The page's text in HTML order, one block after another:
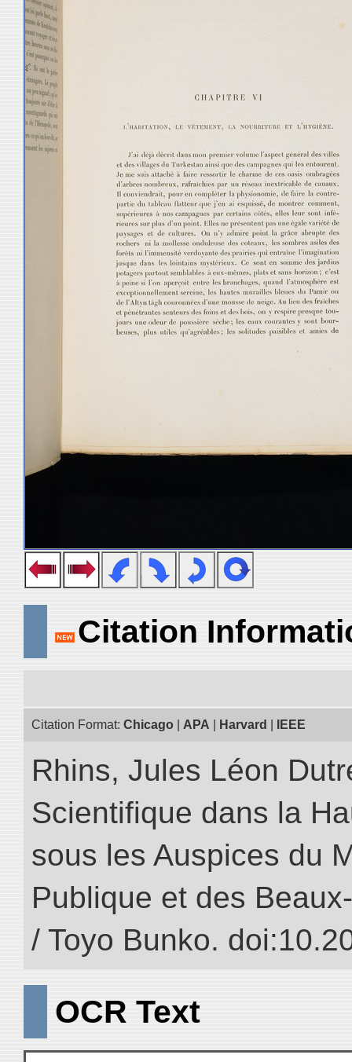
Citation
Citation Format: Chicago APA Harvard IEEE
Rhins, Jules Léon
Scientifique dans la
sous les Auspices du
Publique et des
/ Toyo Bunko.
OCR Text